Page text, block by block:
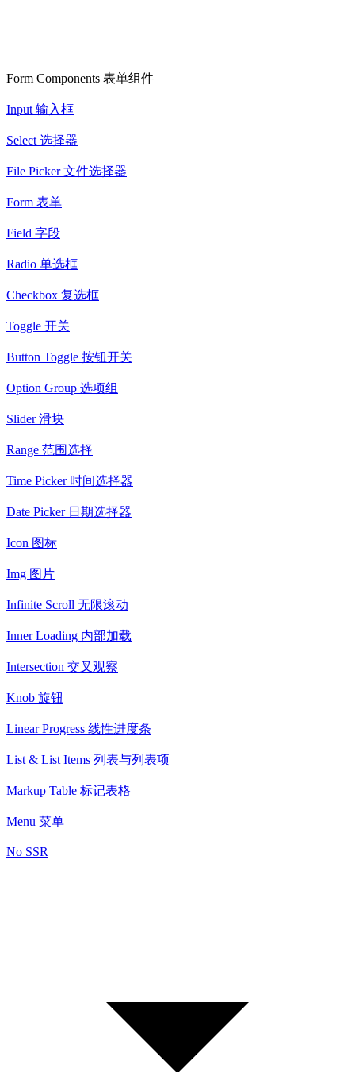
Form Components 表单组件
Input 输入框
Select 选择器
File Picker 文件选择器
Form 表单
Field 字段
Radio 单选框
Checkbox 复选框
Toggle 开关
Button Toggle 按钮开关
Option Group 选项组
Slider 滑块
Range 范围选择
Time Picker 时间选择器
Date Picker 日期选择器
Icon 图标
Img 图片
Infinite Scroll 无限滚动
Inner Loading 内部加载
Intersection 交叉观察
Knob 旋钮
Linear Progress 线性进度条
List & List Items 列表与列表项
Markup Table 标记表格
Menu 菜单
No SSR